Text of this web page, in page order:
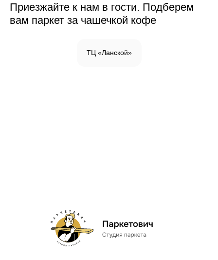
Приезжайте к нам в гости. Подберем
вам паркет за чашечкой кофе
ТЦ «Ланской»